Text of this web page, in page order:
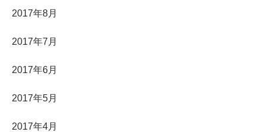
2017年8月
2017年7月
2017年6月
2017年5月
2017年4月